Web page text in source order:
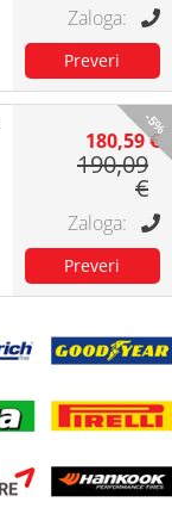
-5%
180,59 €
190,09
€